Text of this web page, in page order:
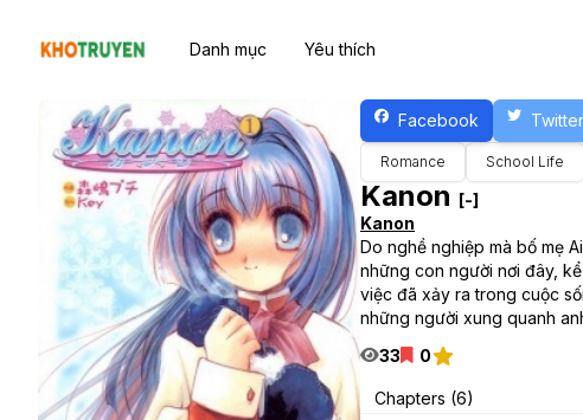
Danh mục Yêu thích
Facebook Twitter
Romance School Life
Kanon [-]
Kanon
Do nghề nghiệp mà bố mẹ
những con người nơi đây,
việc đã xảy ra trong cuộc
những người xung quanh
33
0
Chapters (6)